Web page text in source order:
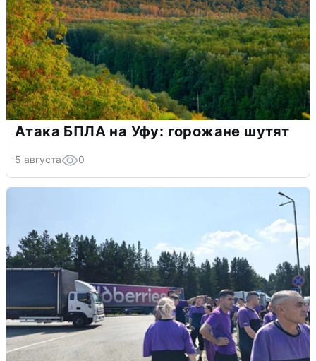
Атака БПЛА на Уфу: горожане шутят
5 августа 0